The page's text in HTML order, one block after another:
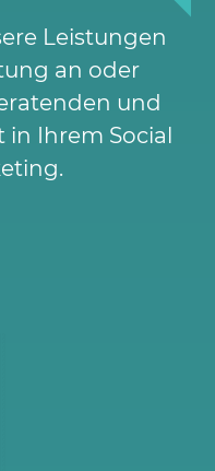
Leistungen
an oder
und
Ihrem Social